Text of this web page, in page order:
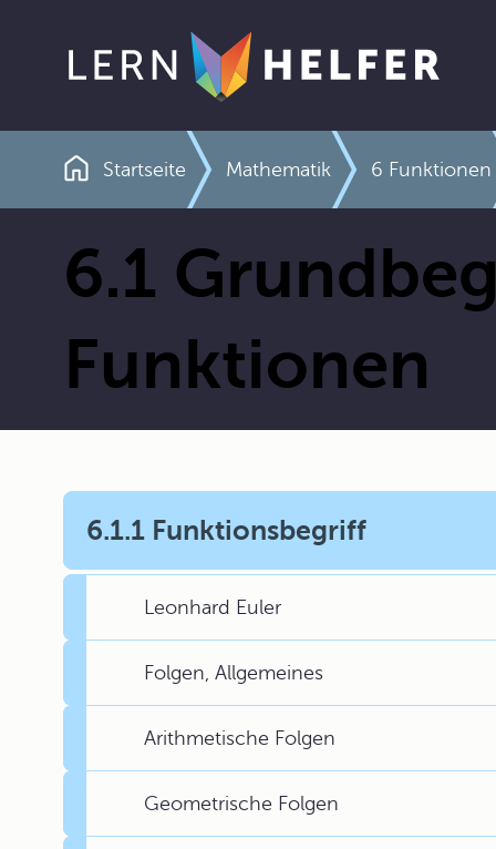
Pfadnavigation
Startseite Mathematik 6 Funktionen
6.1
Funktionen
6.1.1 Funktionsbegriff
Leonhard Euler
Folgen, Allgemeines
Arithmetische Folgen
Geometrische Folgen